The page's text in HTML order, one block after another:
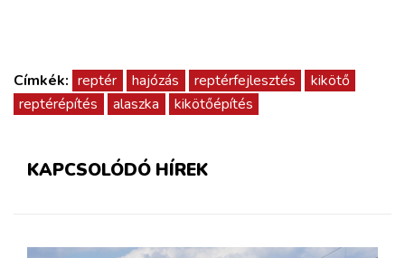
Címkék: reptér hajózás reptérfejlesztés
kikötő
reptérépítés
alaszka kikötőépítés
KAPCSOLÓDÓ HÍREK